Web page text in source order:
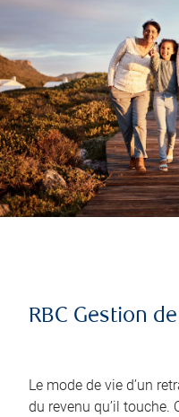
RBC Gestion
Le mode de vie d’un
du revenu qu’il touche.